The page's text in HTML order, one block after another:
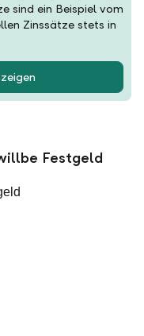
sind ein Beispiel vom
Zinssätze stets in
Festgeld